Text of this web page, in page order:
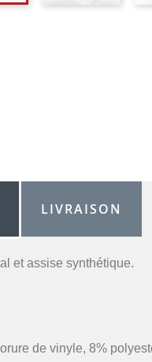
LIVRAISON
et assise synthétique.
de vinyle, 8%